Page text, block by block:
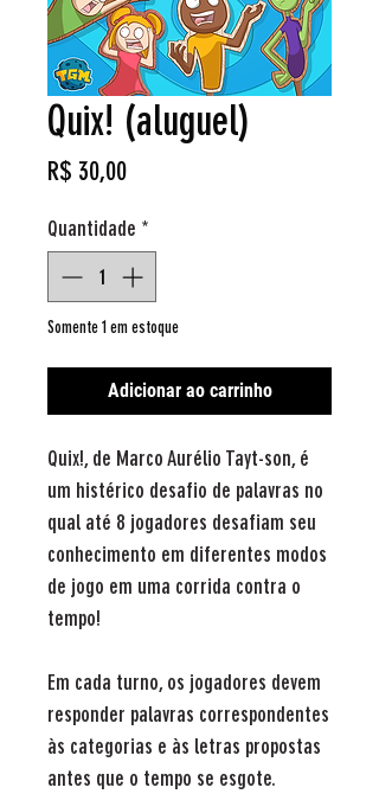
Quix! (aluguel)
R$ 30,00Preço
Quantidade *
Somente 1 em estoque
Adicionar ao carrinho
Quix!, de Marco Aurélio Tayt-son, é
um histérico desafio de palavras no
qual até 8 jogadores desafiam seu
conhecimento em diferentes modos
de jogo em uma corrida contra o
tempo!
Em cada turno, os jogadores devem
responder palavras correspondentes
às categorias e às letras propostas
antes que o tempo se esgote.